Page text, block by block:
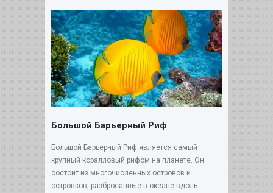
Большой Барьерный Риф
Большой Барьерный Риф является самый
крупный коралловый рифом на планете. Он
состоит из многочисленных островов и
островков, разбросанные в океане вдоль